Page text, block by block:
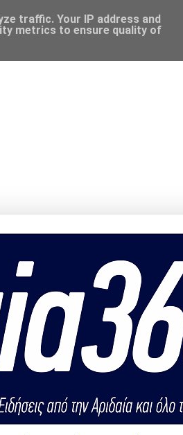
traffic. Your IP address and
metrics to ensure quality of